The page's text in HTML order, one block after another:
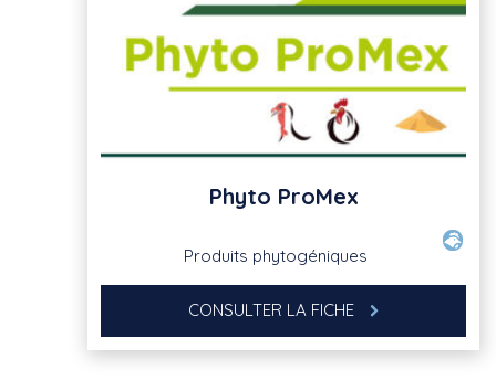
Phyto ProMex
Produits phytogéniques
CONSULTER LA FICHE